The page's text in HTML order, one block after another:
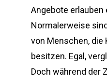
Angebote erlauben
Normalerweise
von Menschen, die
besitzen. Egal,
Doch während der